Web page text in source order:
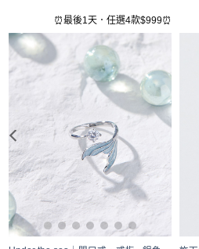
⏰最後1天．任選4款$999⏰